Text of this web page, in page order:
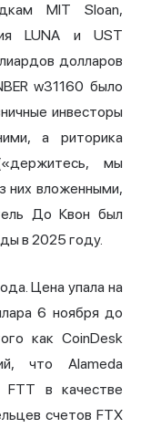
MIT Sloan,
LUNA и UST
долларов
w31160 было
инвесторы
а риторика
мы
них вложенными,
До Квон был
в 2025 году.
Цена упала на
6 ноября до
как CoinDesk
что Alameda
FTT в качестве
счетов FTX